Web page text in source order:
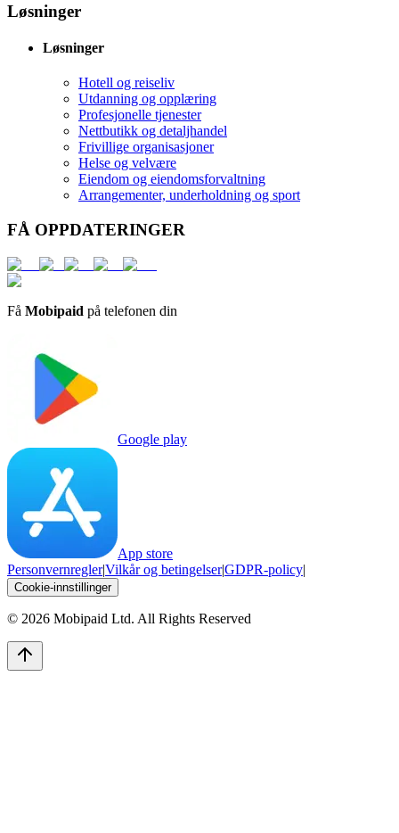
Løsninger
Løsninger
Hotell og reiseliv
Utdanning og opplæring
Profesjonelle tjenester
Nettbutikk og detaljhandel
Frivillige organisasjoner
Helse og velvære
Eiendom og eiendomsforvaltning
Arrangementer, underholdning og sport
FÅ OPPDATERINGER
Få Mobipaid på telefonen din
Google play
App store
Personvernregler|Vilkår og betingelser|GDPR-policy|
Cookie-innstillinger
© 2026 Mobipaid Ltd. All Rights Reserved